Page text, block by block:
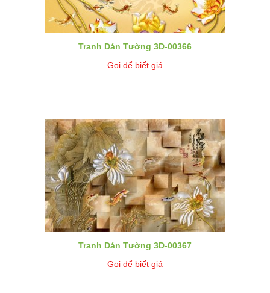
Tranh Dán Tường 3D-00366
Gọi để biết giá
Tranh Dán Tường 3D-00367
Gọi để biết giá